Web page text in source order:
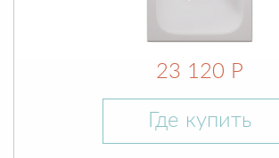
23 120 Р
Где купить